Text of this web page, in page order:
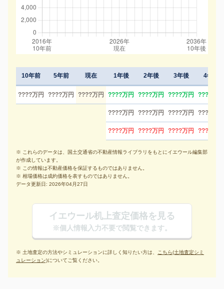
10年前 5年前 現在
????万円 ????万円 ????万円
1年後 2年後 3年後 4年後
????万円 ????万円 ????万円 ????万円
????万円 ????万円 ????万円 ????万円
????万円 ????万円 ????万円 ????万円
※ これらのデータは、国土交通省の不動産情報ライブラリをもとにイエウール編集部
が作成しています。
※ この情報は不動産価格を保証するものではありません。
※ 相場価格は成約価格を表すものではありません。
データ更新日: 2026年04月27日
イエウール机上査定価格を見る
※個人情報入力不要で閲覧できます。
※ 土地査定の方法やシミュレーションに詳しく知りたい方は、 こちら(土地査定シミ
ュレーション)についてご覧ください。